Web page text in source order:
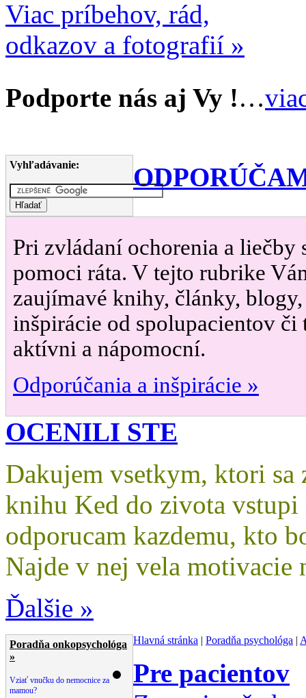
Viac príbehov, rád,
odkazov a fotografií »
Podporte nás aj Vy !…
Vyhľadávanie:
Pri zvládaní ochorenia a
pomoci ráta. V tejto rubrike
zaujímavé knihy, články,
inšpirácie od spolupacientov
aktívni a nápomocní.
Odporúčania a inšpirácie »
OCENILI STE
Dakujem vsetkym, ktori
knihu Ked do zivota
odporucam kazdemu, kto
Najde v nej vela motivacie
Ďalšie »
Poradňa onkopsychológa
»
Vziať vnučku do nemocnice za
mamou?
Hlavná stránka | Poradňa psychológa |
Pre pacientov